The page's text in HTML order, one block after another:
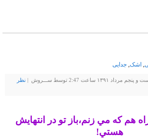
, اشک, جدایی
ساعت 2:47 توسط ســـروش |
نظر
هم كه مي زنم،باز تو در انتهايش
هستي!